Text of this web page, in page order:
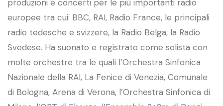
produzioni e concerti per le più importanti radio
europee tra cui: BBC, RAI, Radio France, le principali
radio tedesche e svizzere, la Radio Belga, la Radio
Svedese. Ha suonato e registrato come solista con
molte orchestre tra le quali l’Orchestra Sinfonica
Nazionale della RAI, La Fenice di Venezia, Comunale
di Bologna, Arena di Verona, l’Orchestra Sinfonica di